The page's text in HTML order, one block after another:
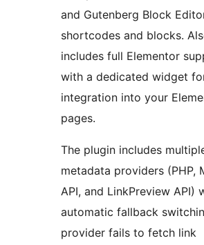
and Gutenberg Block
shortcodes and blocks.
includes full Elementor
with a dedicated widget
integration into your
pages.
The plugin includes
metadata providers (PHP,
API, and LinkPreview API)
automatic fallback
provider fails to fetch link